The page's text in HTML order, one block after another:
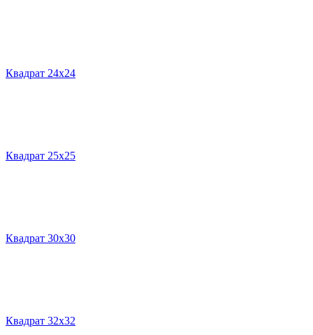
Квадрат 24х24
Квадрат 25х25
Квадрат 30х30
Квадрат 32х32